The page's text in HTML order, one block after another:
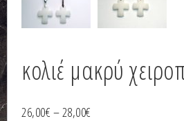
κολιέ μακρύ
26,00€ –28,00€